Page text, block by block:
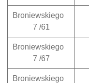
Broniewskiego
7 /61
Broniewskiego
7 /67
Broniewskiego